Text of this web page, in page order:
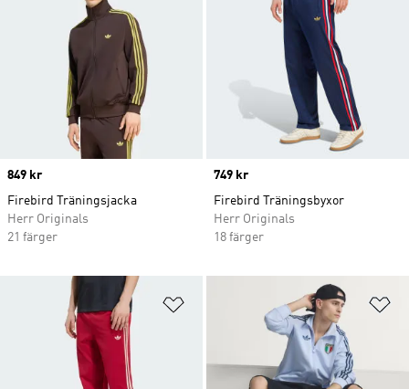
Price
849 kr
Firebird Träningsjacka
Herr Originals
21 färger
Price
749 kr
Firebird Träningsbyxor
Herr Originals
18 färger
Lägg till på önskelistan